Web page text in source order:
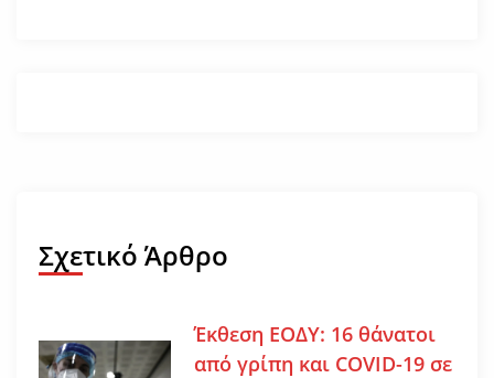
Σχετικό Άρθρο
Έκθεση ΕΟΔΥ: 16 θάνατοι
από γρίπη και COVID-19 σε